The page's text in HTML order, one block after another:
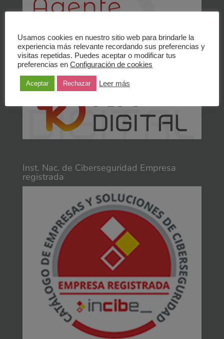
Inst. Nac. de Ciberseguridad Empresa
registrada
Usamos cookies en nuestro sitio web para brindarle la
experiencia más relevante recordando sus preferencias y
visitas repetidas. Puedes aceptar o modificar tus
preferencias en Configuración de cookies
Aceptar Rechazar Leer más